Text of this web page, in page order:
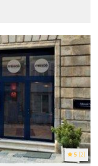
5 (2)